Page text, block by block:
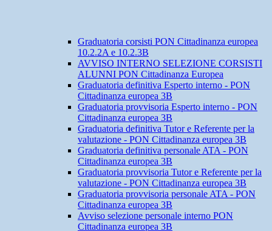
Graduatoria corsisti PON Cittadinanza europea
10.2.2A e 10.2.3B
AVVISO INTERNO SELEZIONE CORSISTI
ALUNNI PON Cittadinanza Europea
Graduatoria definitiva Esperto interno - PON
Cittadinanza europea 3B
Graduatoria provvisoria Esperto interno - PON
Cittadinanza europea 3B
Graduatoria definitiva Tutor e Referente per la
valutazione - PON Cittadinanza europea 3B
Graduatoria definitiva personale ATA - PON
Cittadinanza europea 3B
Graduatoria provvisoria Tutor e Referente per la
valutazione - PON Cittadinanza europea 3B
Graduatoria provvisoria personale ATA - PON
Cittadinanza europea 3B
Avviso selezione personale interno PON
Cittadinanza europea 3B